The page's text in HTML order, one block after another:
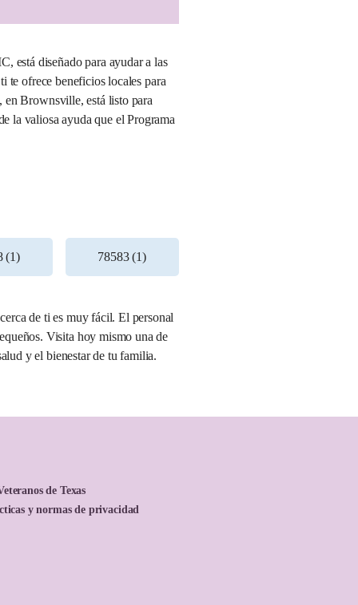
está diseñado para ayudar a las
te ofrece beneficios locales para
Brownsville, está listo para
la valiosa ayuda que el Programa
(1) 78583 (1)
de ti es muy fácil. El personal
Visita hoy mismo una de
y el bienestar de tu familia.
de Texas
y normas de privacidad